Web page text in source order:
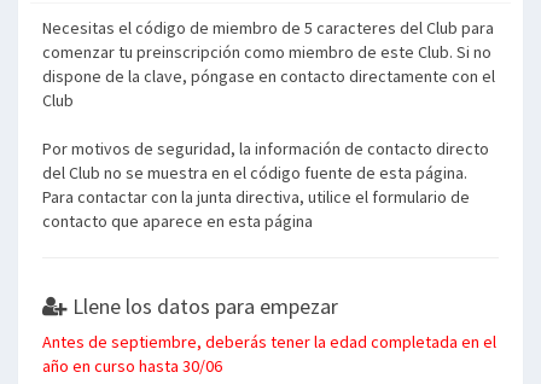
Necesitas el código de miembro de 5 caracteres del Club para
comenzar tu preinscripción como miembro de este Club. Si no
dispone de la clave, póngase en contacto directamente con el
Club
Por motivos de seguridad, la información de contacto directo
del Club no se muestra en el código fuente de esta página.
Para contactar con la junta directiva, utilice el formulario de
contacto que aparece en esta página
Llene los datos para empezar
Antes de septiembre, deberás tener la edad completada en el
año en curso hasta 30/06